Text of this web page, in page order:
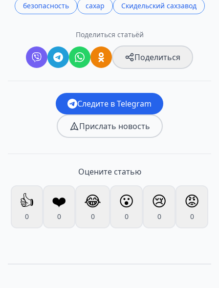
безопасность сахар Скидельский сахзавод
Поделиться статьёй
Поделиться
Следите в Telegram
Прислать новость
Оцените статью
👍
0
❤️
0
😂
0
😮
0
😢
0
😡
0